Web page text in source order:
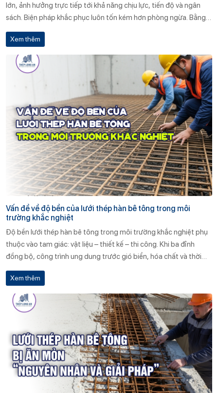
lớn, ảnh hưởng trực tiếp tới khả năng chịu lực, tiến độ và ngân
sách. Biện pháp khắc phục luôn tốn kém hơn phòng ngừa. Bằng
cách kiểm soát chặt từ bản vẽ, nhà máy đến công trường và hợp
tác với nhà cung ứng uy tín như Thép Long An, chủ đầu tư và nhà
thầu có thể an tâm rằng kết cấu bê tông của mình sẽ đạt chuẩn,
bền vững suốt vòng đời khai thác.
Xem thêm
Vấn đề về độ bền của lưới thép hàn bê tông trong môi
trường khắc nghiệt
Độ bền lưới thép hàn bê tông trong môi trường khắc nghiệt phụ
thuộc vào tam giác: vật liệu – thiết kế – thi công. Khi ba đỉnh
đồng bộ, công trình ung dung trước gió biển, hóa chất và thời
gian. Ngược lại, chỉ một điểm yếu nhỏ cũng đủ kích hoạt chuỗi hư
hại dây chuyền, đẩy chủ đầu tư vào vòng xoáy chi phí sửa chữa.
Xem thêm